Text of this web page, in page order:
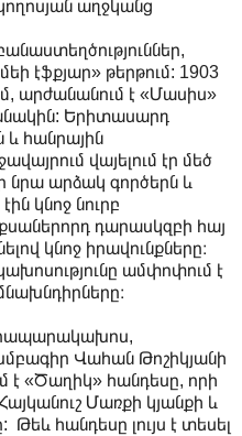
աղջկանց
էֆքյար» թերթում: 1903
արժանանում է «Մասիս»
Երիտասարդ
և հանրային
վայելում էր մեծ
նրա արձակ գործերն և
կնոջ նուրբ
դարասկզբի հայ
կնոջ իրավունքները։
ամփոփում է
Վահան Թոշիկյանի
է «Ծաղիկ» հանդեսը, որի
Մառքի կյանքի և
հանդեսը լույս է տեսել